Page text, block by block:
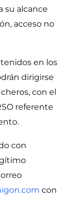
su alcance
acceso no
en los
dirigirse
con el
referente
con
con